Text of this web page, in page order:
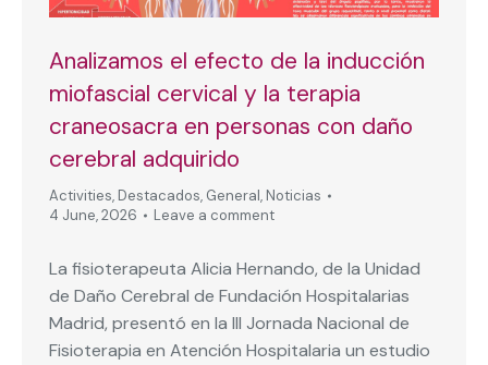
Analizamos el efecto de la inducción
miofascial cervical y la terapia
craneosacra en personas con daño
cerebral adquirido
Activities, Destacados, General, Noticias
4 June, 2026
Leave a comment
La fisioterapeuta Alicia Hernando, de la Unidad
de Daño Cerebral de Fundación Hospitalarias
Madrid, presentó en la III Jornada Nacional de
Fisioterapia en Atención Hospitalaria un estudio